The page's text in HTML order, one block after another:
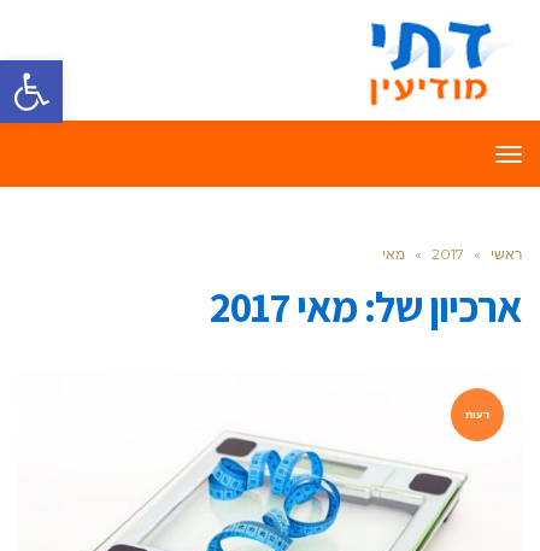
פתח
תפריט
ראשי »
2017
» מאי
ארכיון של:מאי 2017
דעות